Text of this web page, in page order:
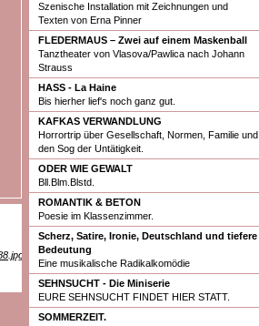
Szenische Installation mit Zeichnungen und
Texten von Erna Pinner
FLEDERMAUS – Zwei auf einem Maskenball
Tanztheater von Vlasova/Pawlica nach Johann
Strauss
HASS - La Haine
Bis hierher lief's noch ganz gut.
KAFKAS VERWANDLUNG
Horrortrip über Gesellschaft, Normen, Familie und
den Sog der Untätigkeit.
ODER WIE GEWALT
Bll.Blm.Blstd.
ROMANTIK & BETON
Poesie im Klassenzimmer.
Scherz, Satire, Ironie, Deutschland und tiefere
Bedeutung
Eine musikalische Radikalkomödie
SEHNSUCHT - Die Miniserie
EURE SEHNSUCHT FINDET HIER STATT.
SOMMERZEIT.